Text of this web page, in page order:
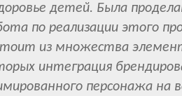
детей. Была
по реализации этого
из множества
интеграция
персонажа на